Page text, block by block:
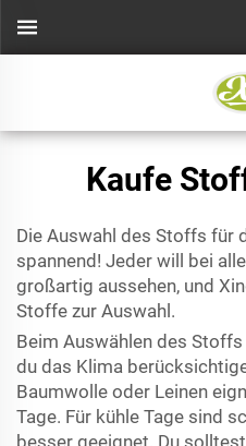
Kaufe
Die Auswahl des Stoffs für
spannend! Jeder will bei
großartig aussehen, und
Stoffe zur Auswahl.
Beim Auswählen des
du das Klima
Baumwolle oder Leinen
Tage. Für kühle Tage sind
besser geeignet. Du